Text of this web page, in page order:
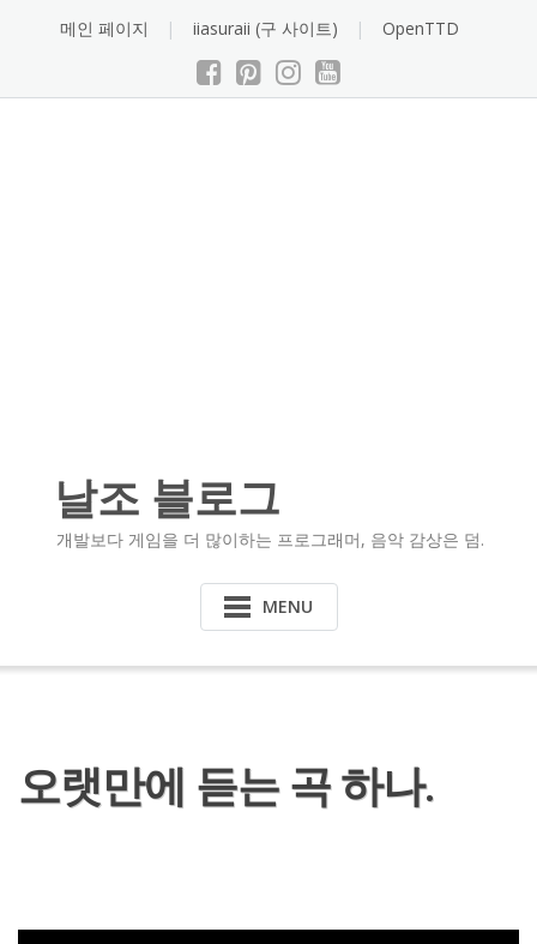
메인 페이지 iiasuraii (구 사이트) OpenTTD
날조 블로그
개발보다 게임을 더 많이하는 프로그래머, 음악 감상은 덤.
MENU
오랫만에 듣는 곡 하나.